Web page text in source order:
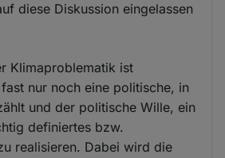
diese Diskussion eingelassen
Klimaproblematik ist
nur noch eine politische, in
und der politische Wille, ein
definiertes bzw.
realisieren. Dabei wird die